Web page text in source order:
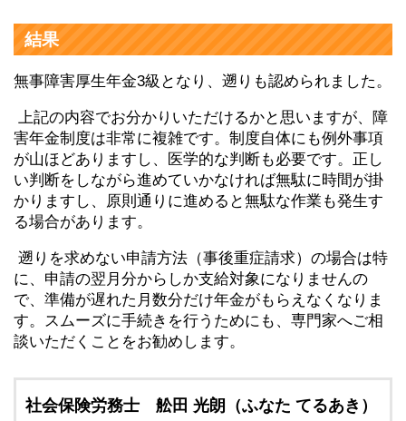
結果
無事障害厚生年金3級となり、遡りも認められました。
上記の内容でお分かりいただけるかと思いますが、障
害年金制度は非常に複雑です。制度自体にも例外事項
が山ほどありますし、医学的な判断も必要です。正し
い判断をしながら進めていかなければ無駄に時間が掛
かりますし、原則通りに進めると無駄な作業も発生す
る場合があります。
遡りを求めない申請方法（事後重症請求）の場合は特
に、申請の翌月分からしか支給対象になりませんの
で、準備が遅れた月数分だけ年金がもらえなくなりま
す。スムーズに手続きを行うためにも、専門家へご相
談いただくことをお勧めします。
社会保険労務士 舩田 光朗（ふなた てるあき）